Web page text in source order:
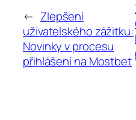
← Zlepšení
uživatelského zážitku:
Novinky v procesu
přihlášení na Mostbet